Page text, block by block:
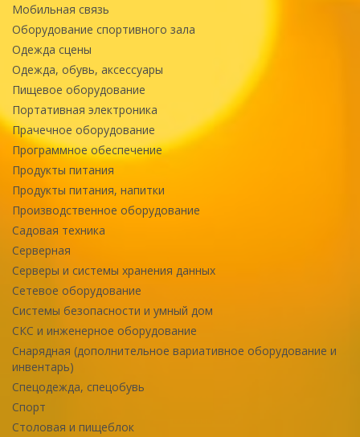
Мобильная связь
Оборудование спортивного зала
Одежда сцены
Одежда, обувь, аксессуары
Пищевое оборудование
Портативная электроника
Прачечное оборудование
Программное обеспечение
Продукты питания
Продукты питания, напитки
Производственное оборудование
Садовая техника
Серверная
Серверы и системы хранения данных
Сетевое оборудование
Системы безопасности и умный дом
СКС и инженерное оборудование
Снарядная (дополнительное вариативное оборудование и
инвентарь)
Спецодежда, спецобувь
Спорт
Столовая и пищеблок